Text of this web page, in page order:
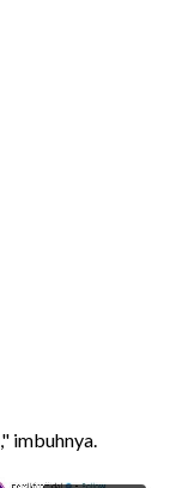
imbuhnya.